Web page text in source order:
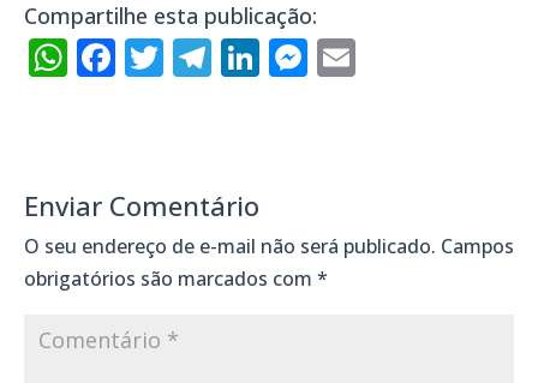
Compartilhe esta publicação:
WhatsApp
Facebook
Twitter
Telegram
LinkedIn
Messenger
Enviar Comentário
O seu endereço de e-mail não será publicado. Campos
obrigatórios são marcados com *